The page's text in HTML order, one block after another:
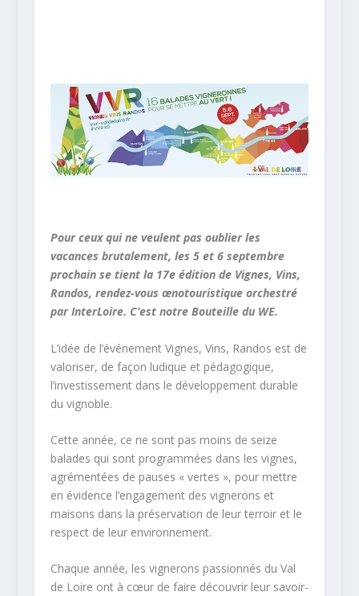
Pour ceux qui ne veulent pas oublier les
vacances brutalement, les 5 et 6 septembre
prochain se tient la 17e édition de Vignes, Vins,
Randos, rendez-vous œnotouristique orchestré
par InterLoire. C’est notre Bouteille du WE.
L’idée de l’événement Vignes, Vins, Randos est de
valoriser, de façon ludique et pédagogique,
l’investissement dans le développement durable
du vignoble.
Cette année, ce ne sont pas moins de seize
balades qui sont programmées dans les vignes,
agrémentées de pauses « vertes », pour mettre
en évidence l’engagement des vignerons et
maisons dans la préservation de leur terroir et le
respect de leur environnement.
Chaque année, les vignerons passionnés du Val
de Loire ont à cœur de faire découvrir leur savoir-